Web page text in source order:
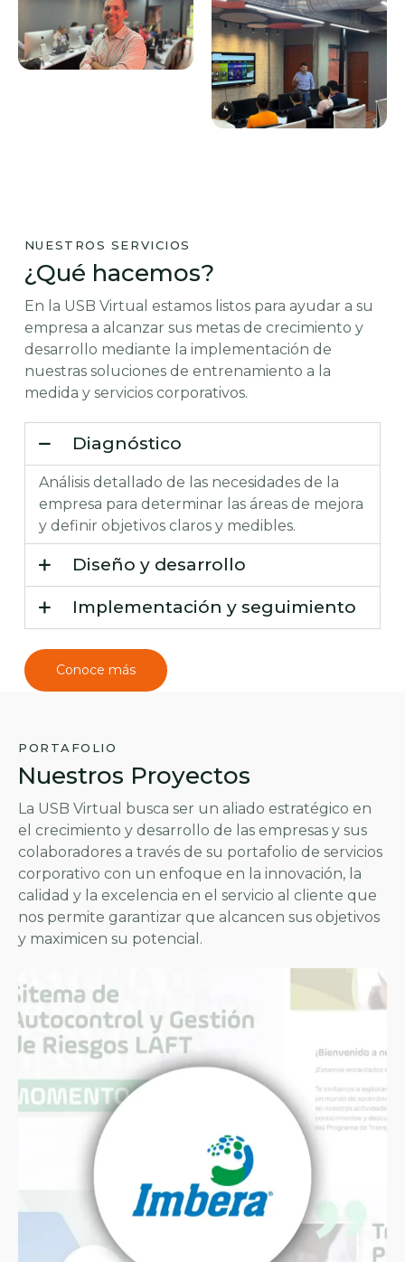
NUESTROS SERVICIOS
¿Qué hacemos?
En la USB Virtual estamos listos para ayudar a su
empresa a alcanzar sus metas de crecimiento y
desarrollo mediante la implementación de
nuestras soluciones de entrenamiento a la
medida y servicios corporativos.
Diagnóstico
Análisis detallado de las necesidades de la
empresa para determinar las áreas de mejora
y definir objetivos claros y medibles.
Diseño y desarrollo
Implementación y seguimiento
Conoce más
PORTAFOLIO
Nuestros Proyectos
La USB Virtual busca ser un aliado estratégico en
el crecimiento y desarrollo de las empresas y sus
colaboradores a través de su portafolio de servicios
corporativo con un enfoque en la innovación, la
calidad y la excelencia en el servicio al cliente que
nos permite garantizar que alcancen sus objetivos
y maximicen su potencial.